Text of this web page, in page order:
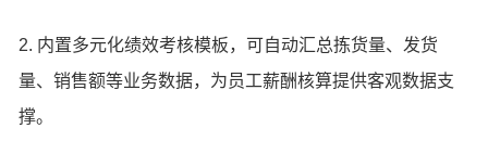
2. 内置多元化绩效考核模板，可自动汇总拣货量、发货
量、销售额等业务数据，为员工薪酬核算提供客观数据支
撑。